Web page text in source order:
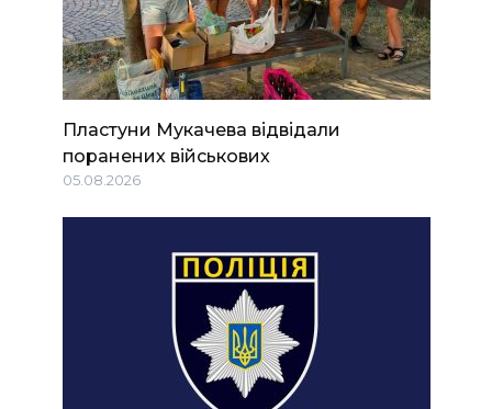
Пластуни Мукачева відвідали
поранених військових
05.08.2026